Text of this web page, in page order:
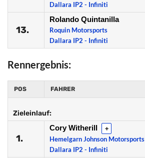
Dallara IP2 - Infiniti
13.
Rolando Quintanilla
Roquin Motorsports
Dallara IP2 - Infiniti
Rennergebnis:
POS FAHRER
Zieleinlauf:
1.
Cory Witherill +
Hemelgarn Johnson Motorsports
Dallara IP2 - Infiniti